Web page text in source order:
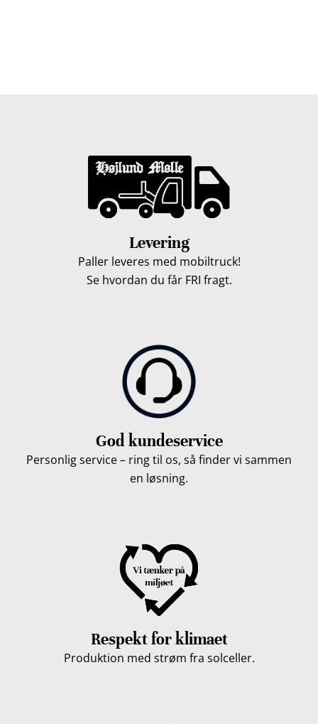
Levering
Paller leveres med mobiltruck!
Se hvordan du får FRI fragt.
God kundeservice
Personlig service – ring til os, så finder vi sammen
en løsning.
Respekt for klimaet
Produktion med strøm fra solceller.